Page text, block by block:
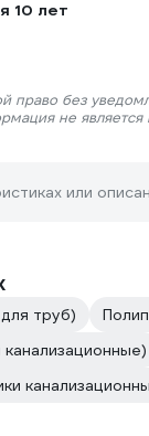
10 лет
право без
не
или
труб)